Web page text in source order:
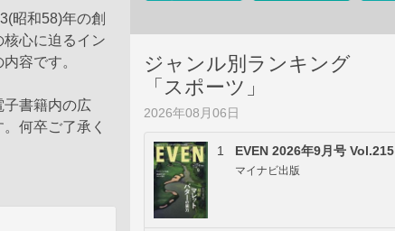
昭和58)年の創
心に迫るイン
容です。
書籍内の広
何卒ご了承く
ジャンル別ランキング
「スポーツ」
2026年08月06日
1 EVEN 2026年9月号 Vol.215
マイナビ出版